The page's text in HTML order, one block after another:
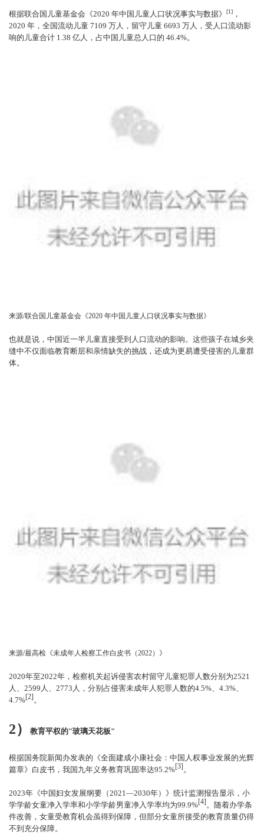
根据联合国儿童基金会《2020 年中国儿童人口状况事实与数据》 [1] ，
2020 年，全国流动儿童 7109 万人，留守儿童 6693 万人，受人口流动影
响的儿童合计 1.38 亿人，占中国儿童总人口的 46.4%。
来源/联合国儿童基金会《2020 年中国儿童人口状况事实与数据》
也就是说，中国近一半儿童直接受到人口流动的影响。这些孩子在城乡夹
缝中不仅面临教育断层和亲情缺失的挑战，还成为更易遭受侵害的儿童群
体。
来源/最高检《未成年人检察工作白皮书（2022）》
2020年至2022年，检察机关起诉侵害农村留守儿童犯罪人数分别为2521
人、2599人、2773人，分别占侵害未成年人犯罪人数的4.5%、4.3%、
4.7%[2]。
2） 教育平权的"玻璃天花板"
根据国务院新闻办发表的《全面建成小康社会：中国人权事业发展的光辉
篇章》白皮书，我国九年义务教育巩固率达95.2%[3]。
2023年《中国妇女发展纲要（2021―2030年）》统计监测报告显示，小
学学龄女童净入学率和小学学龄男童净入学率均为99.9%[4]。随着办学条
件改善，女童受教育机会虽得到保障，但部分女童所接受的教育质量仍得
不到充分保障。